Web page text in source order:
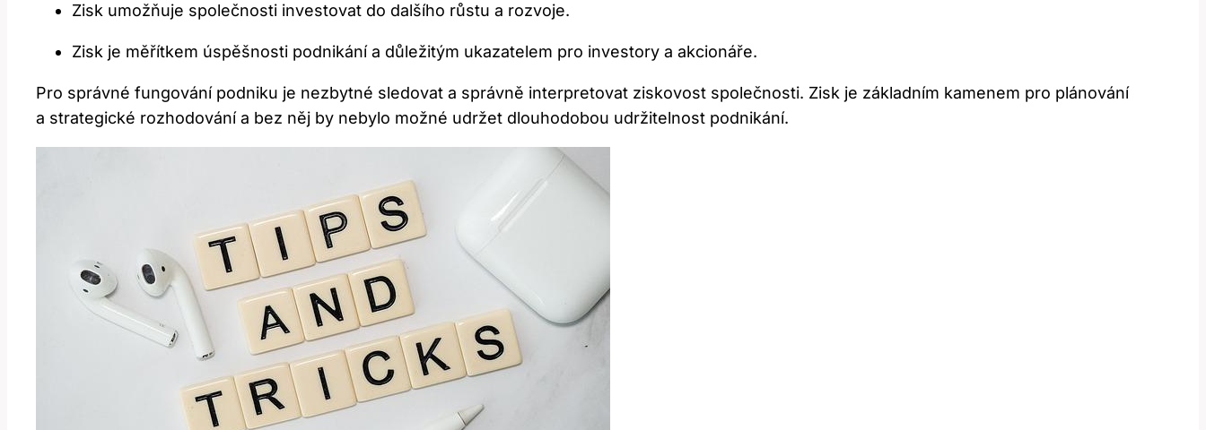
Zisk umožňuje společnosti investovat do dalšího růstu a rozvoje.
Zisk je měřítkem úspěšnosti podnikání a důležitým ukazatelem pro investory a akcionáře.
Pro správné fungování podniku je nezbytné sledovat a správně interpretovat ziskovost společnosti. Zisk je základním kamenem pro plánování
a strategické rozhodování a bez něj by nebylo možné udržet dlouhodobou udržitelnost podnikání.